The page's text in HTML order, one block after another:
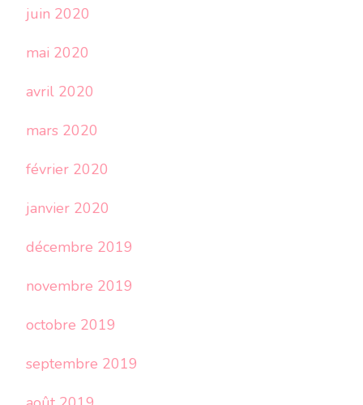
juin 2020
mai 2020
avril 2020
mars 2020
février 2020
janvier 2020
décembre 2019
novembre 2019
octobre 2019
septembre 2019